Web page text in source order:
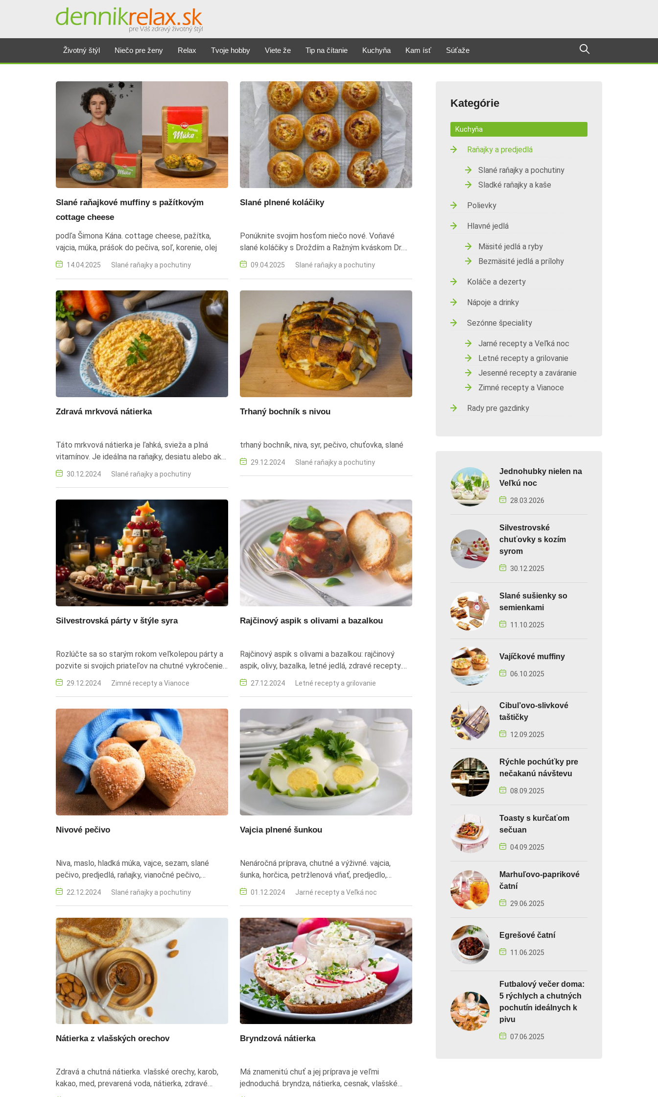
Dennikrelax
Životný štýl Niečo pre ženy Relax Tvoje hobby Viete že Tip na čítanie Kuchyňa Kam ísť Súťaže
Slané raňajkové muffiny s pažítkovým
cottage cheese
podľa Šimona Kána. cottage cheese, pažítka,
vajcia, múka, prášok do pečiva, soľ, korenie, olej
14.04.2025 Slané raňajky a pochutiny
Slané plnené koláčiky
Ponúknite svojim hosťom niečo nové. Voňavé
slané koláčiky s Droždím a Ražným kváskom Dr.
Oetker sa vždy vydaria a krásne vykysnú. hladká
múka, polohrubá múka, droždie, ražný kvások,
syr, biele korenie, bielky, strúhanka, parmezán,
dijonská horčica, kyslá smotana, vajce
09.04.2025 Slané raňajky a pochutiny
Zdravá mrkvová nátierka
Táto mrkvová nátierka je ľahká, svieža a plná
vitamínov. Je ideálna na raňajky, desiatu alebo ako
zdravé pohostenie pre hostí. Prekvapte návštevu.
mrkva, nátierka, Lučina, cesnak, zdravá strava,
30.12.2024 Slané raňajky a pochutiny
Trhaný bochník s nivou
trhaný bochník, niva, syr, pečivo, chuťovka, slané
29.12.2024 Slané raňajky a pochutiny
Silvestrovská párty v štýle syra
Rozlúčte sa so starým rokom veľkolepou párty a
pozvite si svojich priateľov na chutné vykročenie
do nového roka.
29.12.2024 Zimné recepty a Vianoce
Rajčinový aspik s olivami a bazalkou
Rajčinový aspik s olivami a bazalkou: rajčinový
aspik, olivy, bazalka, letné jedlá, zdravé recepty.
rajčiny, olivy, bazalka, želatína, aspik, studená
kuchyňa, predjedlo, letné recepty
27.12.2024 Letné recepty a grilovanie
Nivové pečivo
Niva, maslo, hladká múka, vajce, sezam, slané
pečivo, predjedlá, raňajky, vianočné pečivo,
silvestrovské občerstvenie, recepty na sviatky
22.12.2024 Slané raňajky a pochutiny
Vajcia plnené šunkou
Nenáročná príprava, chutné a výživné. vajcia,
šunka, horčica, petržlenová vňať, predjedlo,
občerstvenie, recept
01.12.2024 Jarné recepty a Veľká noc
Nátierka z vlašských orechov
Zdravá a chutná nátierka. vlašské orechy, karob,
kakao, med, prevarená voda, nátierka, zdravé
Bryndzová nátierka
Má znamenitú chuť a jej príprava je veľmi
jednoduchá. bryndza, nátierka, cesnak, vlašské
Kategórie
Kuchyňa
Raňajky a predjedlá
Slané raňajky a pochutiny
Sladké raňajky a kaše
Polievky
Hlavné jedlá
Mäsité jedlá a ryby
Bezmäsité jedlá a prílohy
Koláče a dezerty
Nápoje a drinky
Sezónne špeciality
Jarné recepty a Veľká noc
Letné recepty a grilovanie
Jesenné recepty a zaváranie
Zimné recepty a Vianoce
Rady pre gazdinky
Jednohubky nielen na
Veľkú noc
28.03.2026
Silvestrovské
chuťovky s kozím
syrom
30.12.2025
Slané sušienky so
semienkami
11.10.2025
Vajíčkové muffiny
06.10.2025
Cibul’ovo-slivkové
taštičky
12.09.2025
Rýchle pochúťky pre
nečakanú návštevu
08.09.2025
Toasty s kurčaťom
sečuan
04.09.2025
Marhuľovo-paprikové
čatní
29.06.2025
Egrešové čatní
11.06.2025
Futbalový večer doma:
5 rýchlych a chutných
pochutín ideálnych k
pivu
07.06.2025